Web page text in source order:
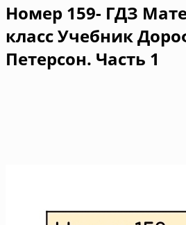
Номер 159- ГДЗ
класс Учебник
Петерсон. Часть 1